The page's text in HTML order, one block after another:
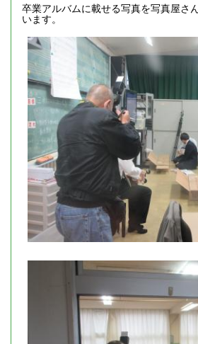
卒業アルバムに載せる写真を写真屋さ
います。